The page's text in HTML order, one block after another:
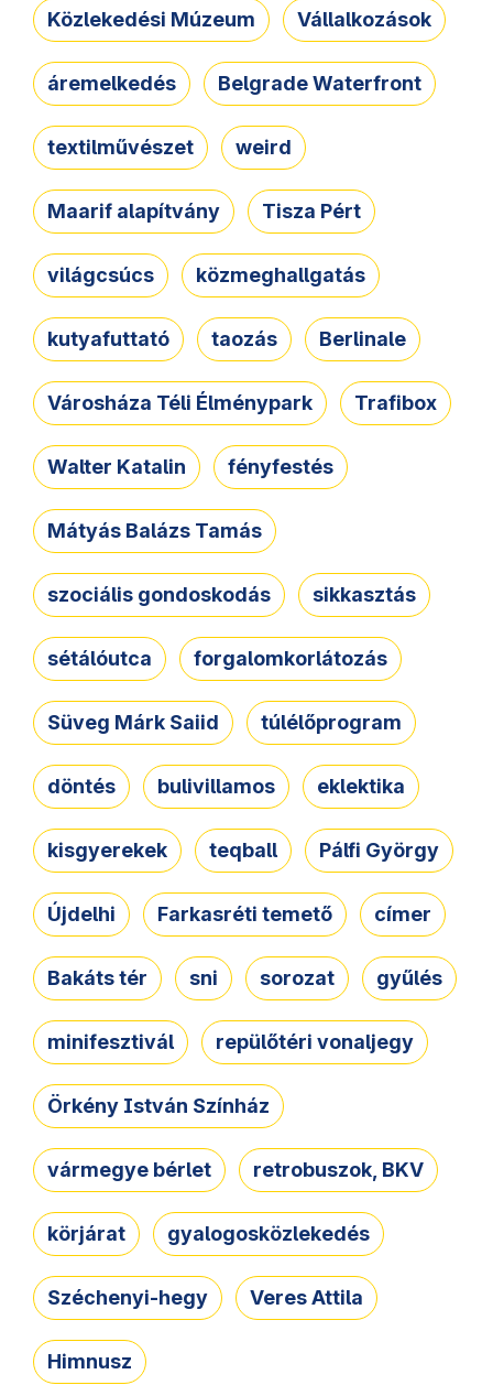
Közlekedési Múzeum Vállalkozások
áremelkedés Belgrade Waterfront
textilművészet weird
Maarif alapítvány Tisza Pért
világcsúcs közmeghallgatás
kutyafuttató taozás Berlinale
Városháza Téli Élménypark Trafibox
Walter Katalin fényfestés
Mátyás Balázs Tamás
szociális gondoskodás sikkasztás
sétálóutca forgalomkorlátozás
Süveg Márk Saiid túlélőprogram
döntés bulivillamos eklektika
kisgyerekek teqball Pálfi György
Újdelhi Farkasréti temető címer
Bakáts tér sni sorozat gyűlés
minifesztivál repülőtéri vonaljegy
Örkény István Színház
vármegye bérlet retrobuszok, BKV
körjárat gyalogosközlekedés
Széchenyi-hegy Veres Attila
Himnusz